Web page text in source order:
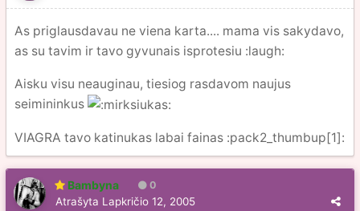
As priglausdavau ne viena karta.... mama vis sakydavo,
as su tavim ir tavo gyvunais isprotesiu :laugh:
Aisku visu neauginau, tiesiog rasdavom naujus
seimininkus
VIAGRA tavo katinukas labai fainas :pack2_thumbup[1]:
Bambyna 0
Atrašyta Lapkričio 12, 2005